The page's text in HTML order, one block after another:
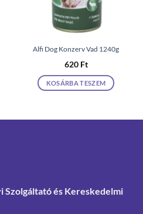
Alfi Dog Konzerv Vad 1240g
620 Ft
KOSÁRBA TESZEM
Szolgáltató és Kereskedelmi